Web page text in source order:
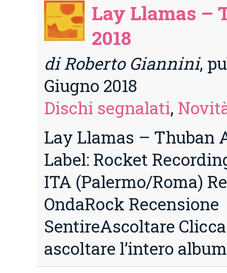
Lay Llamas –
2018
di Roberto Giannini,
Giugno 2018
Dischi segnalati,
Lay Llamas – Thuban
Label: Rocket
ITA (Palermo/Roma)
OndaRock Recensione
SentireAscoltare
ascoltare l’intero